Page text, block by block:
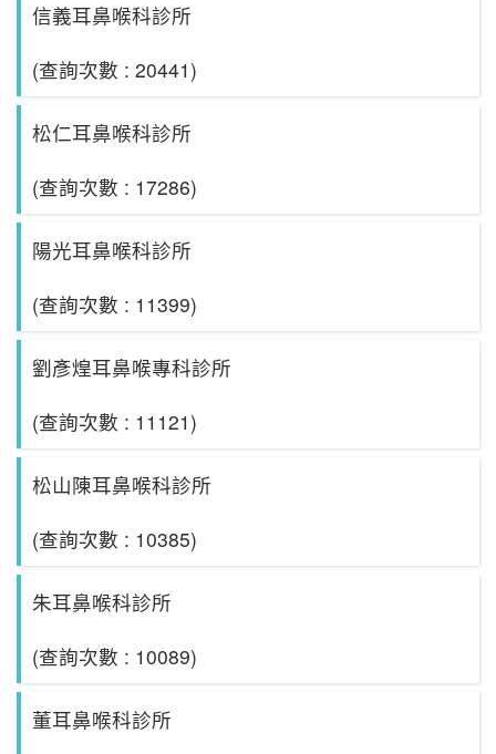
信義耳鼻喉科診所
(查詢次數 : 20441)
松仁耳鼻喉科診所
(查詢次數 : 17286)
陽光耳鼻喉科診所
(查詢次數 : 11399)
劉彥煌耳鼻喉專科診所
(查詢次數 : 11121)
松山陳耳鼻喉科診所
(查詢次數 : 10385)
朱耳鼻喉科診所
(查詢次數 : 10089)
董耳鼻喉科診所